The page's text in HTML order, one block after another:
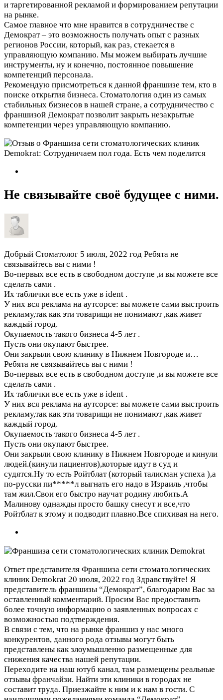
и таргетированной рекламой и формированием репутации
на рынке.
Самое главное что мне нравится в сотрудничестве с
Демократ – это возможность получать опыт с разных
регионов России, который, как раз, стекается в
управляющую компанию. Мы можем выбирать лучшие
инструменты, ну и конечно, постоянное повышение
компетенций персонала.
Рекомендую присмотреться к данной франшизе тем, кто в
поиске открытия бизнеса. Стоматология один из самых
стабильных бизнесов в нашей стране, а сотрудничество с
франшизой Демократ позволит закрыть незакрытые
компетенции через управляющую компанию.
Не связывайте своё будущее с ними.
Добрый Стоматолог 5 июля, 2022 год Ребята не
связывайтесь вы с ними !
Во-первых все есть в свободном доступе ,и вы можете все
сделать сами .
Их таблички все есть уже в ident .
У них вся реклама на аутсорсе: вы можете сами выстроить
рекламу,так как эти товарищи не понимают ,как живет
каждый город.
Окупаемость такого бизнеса 4-5 лет .
Пусть они окупают быстрее.
Они закрыли свою клинику в Нижнем Новгороде и…
Ребята не связывайтесь вы с ними !
Во-первых все есть в свободном доступе ,и вы можете все
сделать сами .
Их таблички все есть уже в ident .
У них вся реклама на аутсорсе: вы можете сами выстроить
рекламу,так как эти товарищи не понимают ,как живет
каждый город.
Окупаемость такого бизнеса 4-5 лет .
Пусть они окупают быстрее.
Они закрыли свою клинику в Нижнем Новгороде и кинули
людей.(кинули пациентов),которые идут в суд и
судятся.Ну то есть Ройтблат (который талисман успеха ),а
по-русски пи*****л выгнать его надо в Израиль ,чтобы
там жил.Свои его быстро научат родину любить.А
Малинову однажды просто башку снесут и все,что
Ройтблат к этому и подводит плавно.Все спихивая на него.
Ответ представителя Франшиза сети стоматологических
клиник Demokrat 20 июля, 2022 год Здравствуйте! Я
представитель франшизы “Демократ”, благодарим Вас за
оставленный комментарий. Просим Вас предоставить
более точную информацию о заявленных вопросах с
возможностью подтверждения.
В связи с тем, что на рынке франшиз у нас много
конкурентов, данного рода отзывы могут быть
представлены как злоумышленно размещенные для
снижения качества нашей репутации.
Переходите на наш ютуб канал, там размещены реальные
отзывы франчайзи. Найти эти клиники в городах не
составит труда. Приезжайте к ним и к нам в гости. С